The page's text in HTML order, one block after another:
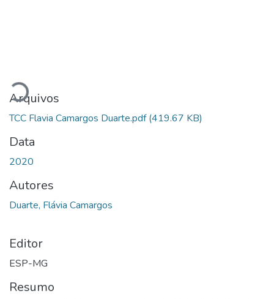
Carregando...
Arquivos
TCC Flavia Camargos Duarte.pdf(419.67 KB)
Data
2020
Autores
Duarte, Flávia Camargos
Editor
ESP-MG
Resumo